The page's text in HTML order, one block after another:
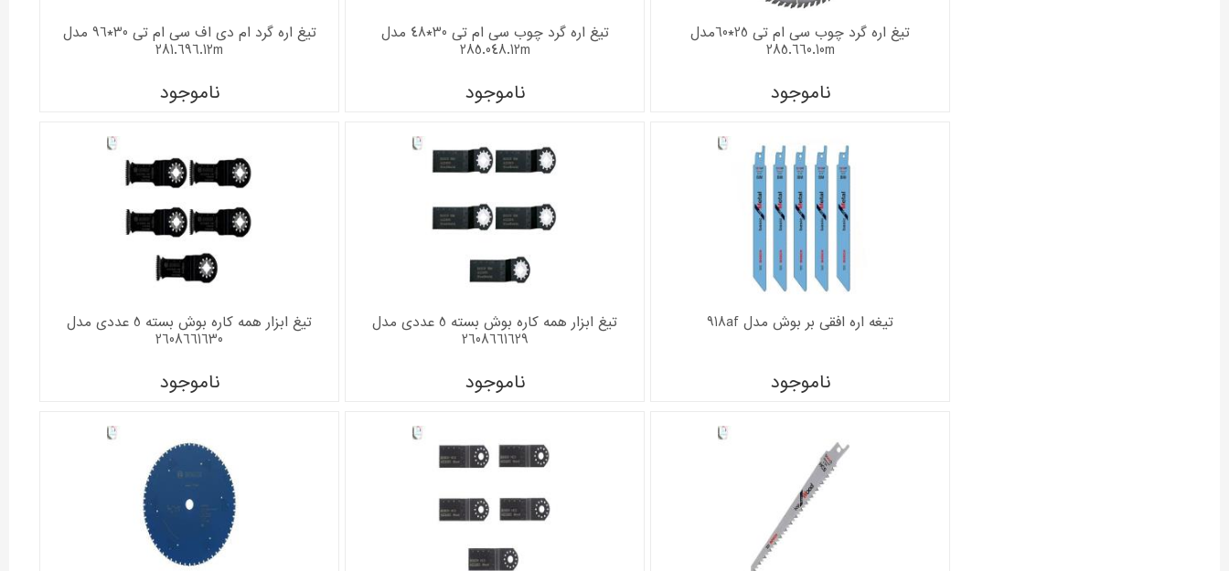
تیغ اره گرد چوب سی ام تی 25*60مدل
285.660.10m
ناموجود
تیغ اره گرد چوب سی ام تی 30*48 مدل
285.048.12m
ناموجود
تیغ اره گرد ام دی اف سی ام تی 30*96 مدل
281.696.12m
ناموجود
تیغه اره افقی بر بوش مدل 918af
ناموجود
تیغ ابزار همه کاره بوش بسته 5 عددی مدل
2608661629
ناموجود
تیغ ابزار همه کاره بوش بسته 5 عددی مدل
2608661630
ناموجود